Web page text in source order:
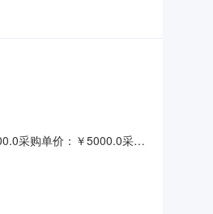
采购单价：￥5000.0采购